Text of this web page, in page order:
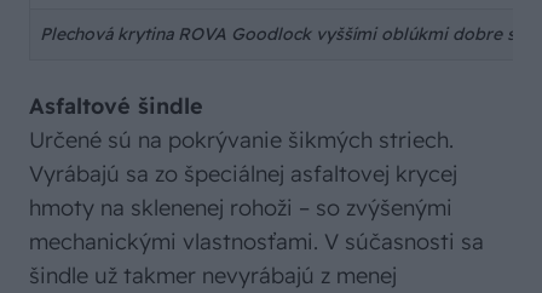
Plechová krytina ROVA Goodlock vyššími oblúkmi dobre
Asfaltové šindle
Určené sú na pokrývanie šikmých striech.
Vyrábajú sa zo špeciálnej asfaltovej krycej
hmoty na sklenenej rohoži – so zvýšenými
mechanickými vlastnosťami. V súčasnosti sa
šindle už takmer nevyrábajú z menej